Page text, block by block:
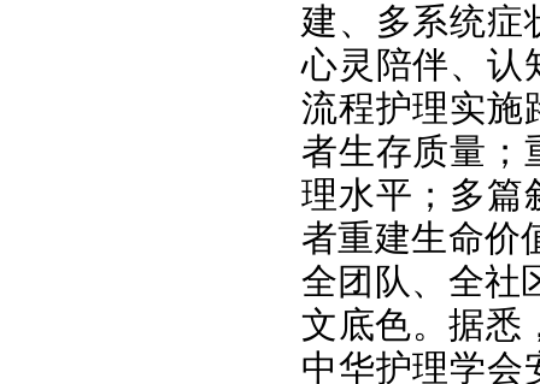
建、多系统症
心灵陪伴、认
流程护理实施
者生存质量；
理水平；多篇
者重建生命价
全团队、全社
文底色。据悉
中华护理学会